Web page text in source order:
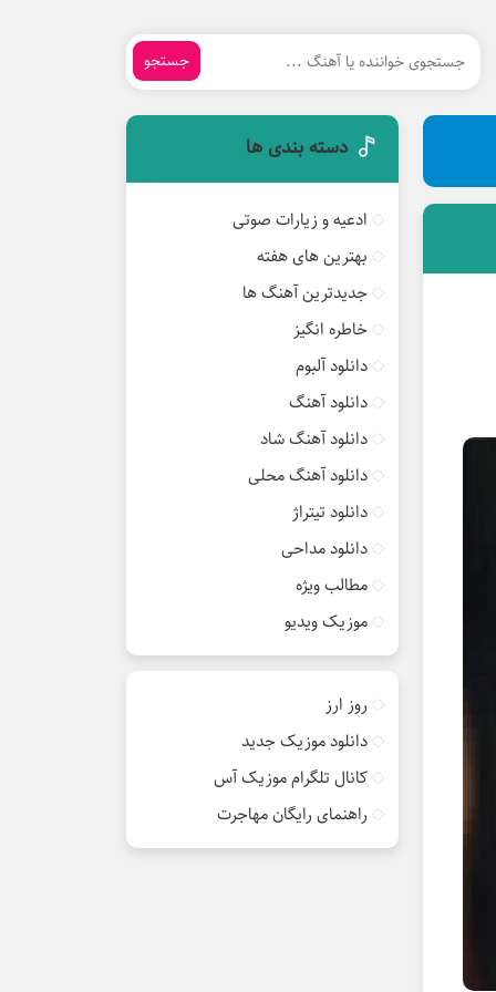
جستجو
دسته بندی ها
ادعیه و زیارات صوتی
بهترین های هفته
جدیدترین آهنگ ها
خاطره انگیز
دانلود آلبوم
دانلود آهنگ
دانلود آهنگ شاد
دانلود آهنگ محلی
دانلود تیتراژ
دانلود مداحی
مطالب ویژه
موزیک ویدیو
روز ارز
دانلود موزیک جدید
کانال تلگرام موزیک آس
راهنمای رایگان مهاجرت